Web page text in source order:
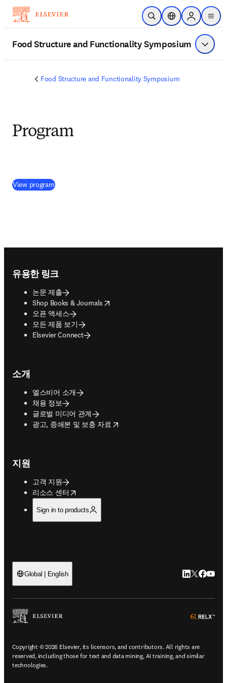
주요 콘텐츠로 건너뛰기
검색 열기위치 선택기Sign in to
menu
Food Structure and Functionality Symposium 메뉴
Food Structure and Functionality Symposium
Program
View program(
유용한 링크
논문 제출
Shop Books & Journals
opens in new tab/window
오픈 액세스
모든 제품 보기
Elsevier Connect
소개
엘스비어 소개
채용 정보
글로벌 미디어 관계
광고, 증쇄본 및 보충 자료
opens in new tab/window
지원
고객 지원
리소스 센터
opens in new tab/window
Sign in to products
Global | English LinkedIn 새
Twitter 새
Copyright © 2026 Elsevier, its licensors, and contributors. All rights are
reserved, including those for text and data mining, AI training, and similar
technologies.